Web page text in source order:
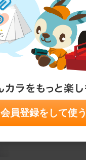
不明 ＡＱＵＡ
ランサーエボリューショ
北のコペGRさん
2
0
ボルクレーシング
ランサーエボリューショ
ひろ２２８さん
会員登録をして使う